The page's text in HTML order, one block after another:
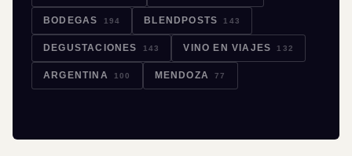
BODEGAS 194 BLENDPOSTS 143
DEGUSTACIONES 143 VINO EN VIAJES 132
ARGENTINA 100 MENDOZA 77